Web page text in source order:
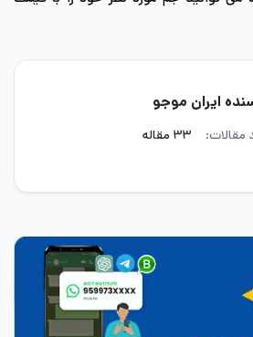
ایران موجو
مقالات: ۳۳ مقاله